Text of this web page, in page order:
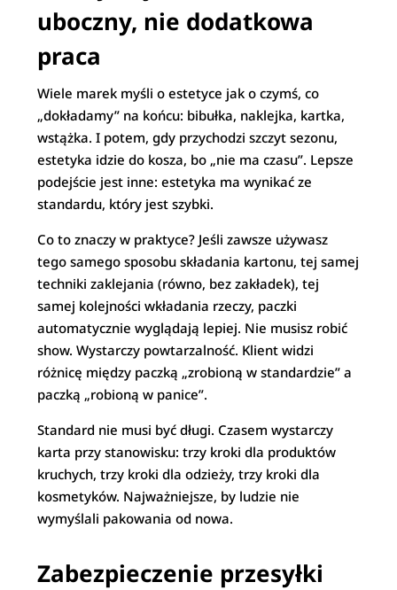
uboczny, nie dodatkowa
praca
Wiele marek myśli o estetyce jak o czymś, co
„dokładamy” na końcu: bibułka, naklejka, kartka,
wstążka. I potem, gdy przychodzi szczyt sezonu,
estetyka idzie do kosza, bo „nie ma czasu”. Lepsze
podejście jest inne: estetyka ma wynikać ze
standardu, który jest szybki.
Co to znaczy w praktyce? Jeśli zawsze używasz
tego samego sposobu składania kartonu, tej samej
techniki zaklejania (równo, bez zakładek), tej
samej kolejności wkładania rzeczy, paczki
automatycznie wyglądają lepiej. Nie musisz robić
show. Wystarczy powtarzalność. Klient widzi
różnicę między paczką „zrobioną w standardzie” a
paczką „robioną w panice”.
Standard nie musi być długi. Czasem wystarczy
karta przy stanowisku: trzy kroki dla produktów
kruchych, trzy kroki dla odzieży, trzy kroki dla
kosmetyków. Najważniejsze, by ludzie nie
wymyślali pakowania od nowa.
Zabezpieczenie przesyłki